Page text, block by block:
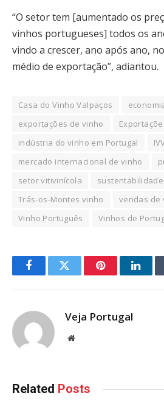
“O setor tem [aumentado os
vinhos portugueses] todos os
vindo a crescer, ano após ano,
médio de exportação”, adiantou.
Casa do Vinho Valpaços
exportações de vinho
indústria do vinho em Portugal
mercado internacional de vinho
setor vitivinícola
Trás-os-Montes vinho
vendas de
Vinho Português
Vinhos de
FacebookTwitter Pinterest
Veja Portugal
Website
Related Posts